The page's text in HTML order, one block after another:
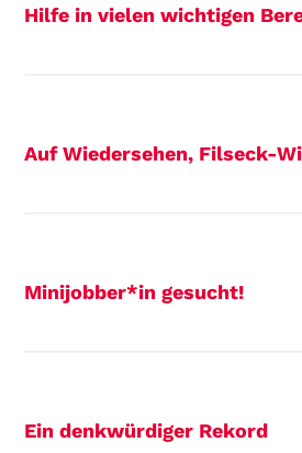
Hilfe in vielen wichtigen
Auf Wiedersehen, Filseck-
Minijobber*in gesucht!
Ein denkwürdiger Rekord